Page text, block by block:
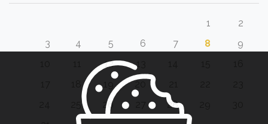
1
2
3
4 5 6 7 8
9
12 13
20
26 28